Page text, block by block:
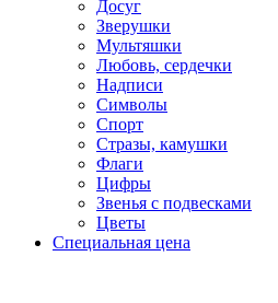
Досуг
Зверушки
Мультяшки
Любовь, сердечки
Надписи
Символы
Спорт
Стразы, камушки
Флаги
Цифры
Звенья с подвесками
Цветы
Специальная цена